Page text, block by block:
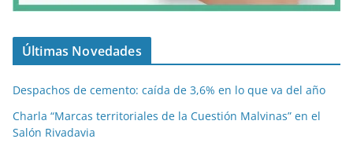
Últimas Novedades
Despachos de cemento: caída de 3,6% en lo que va del año
Charla “Marcas territoriales de la Cuestión Malvinas” en el
Salón Rivadavia